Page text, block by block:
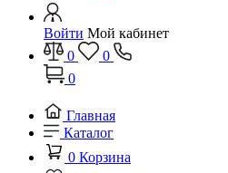
Войти Мой кабинет
0
0
0
Главная
Каталог
0 Корзина